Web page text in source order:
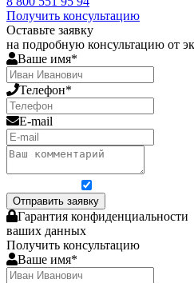
Получить консультацию
Оставьте заявку
на подробную консультацию от
Ваше имя*
Телефон*
E-mail
Отправить заявку
Гарантия конфиденциальности
ваших данных
Получить консультацию
Ваше имя*